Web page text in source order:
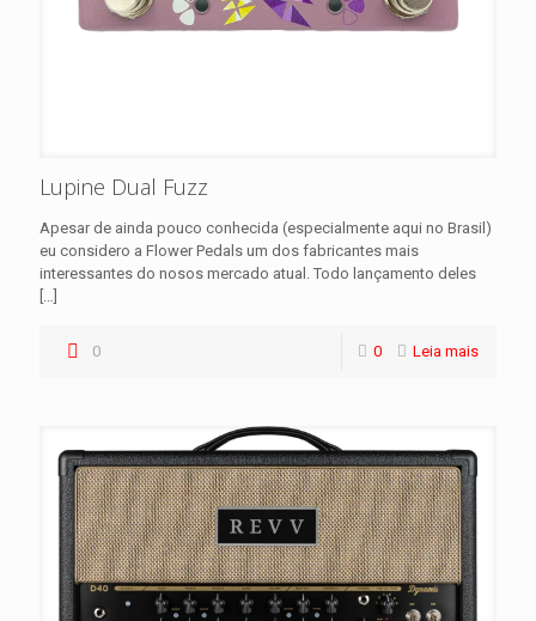
Lupine Dual Fuzz
Apesar de ainda pouco conhecida (especialmente aqui no Brasil)
eu considero a Flower Pedals um dos fabricantes mais
interessantes do nosos mercado atual. Todo lançamento deles
[…]
0 0 Leia mais